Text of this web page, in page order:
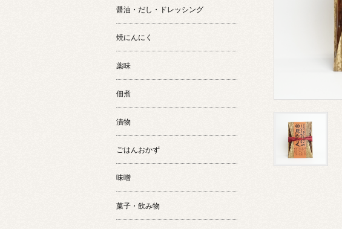
醤油・だし・ドレッシング
焼にんにく
薬味
佃煮
漬物
ごはんおかず
味噌
菓子・飲み物